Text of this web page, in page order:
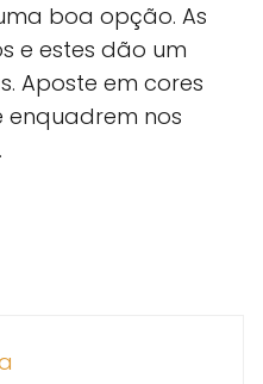
boa opção. As
e estes dão um
Aposte em cores
enquadrem nos